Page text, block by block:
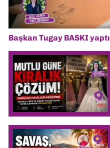
Başkan Tugay BASKI yaptı